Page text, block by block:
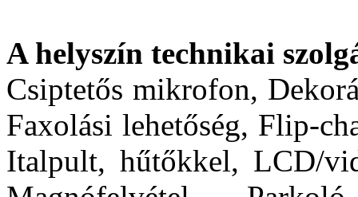
A helyszín technikai
Csiptetős mikrofon,
Faxolási lehetőség, Flip-
Italpult, hűtőkkel, LCD/